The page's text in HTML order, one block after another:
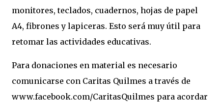
monitores, teclados, cuadernos, hojas de papel
A4, fibrones y lapiceras. Esto será muy útil para
retomar las actividades educativas.
Para donaciones en material es necesario
comunicarse con Caritas Quilmes a través de
www.facebook.com/CaritasQuilmes para acordar